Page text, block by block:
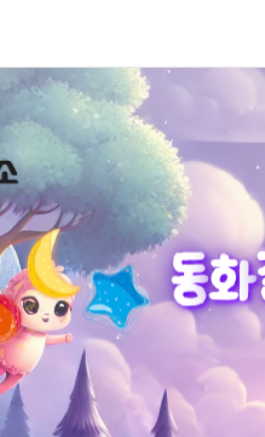
동화